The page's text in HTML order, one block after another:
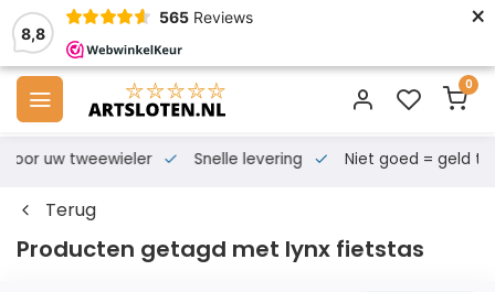
8,8
565 Reviews ×
0
voor uw tweewieler Snelle levering Niet goed = geld
Terug
Producten getagd met lynx fietstas